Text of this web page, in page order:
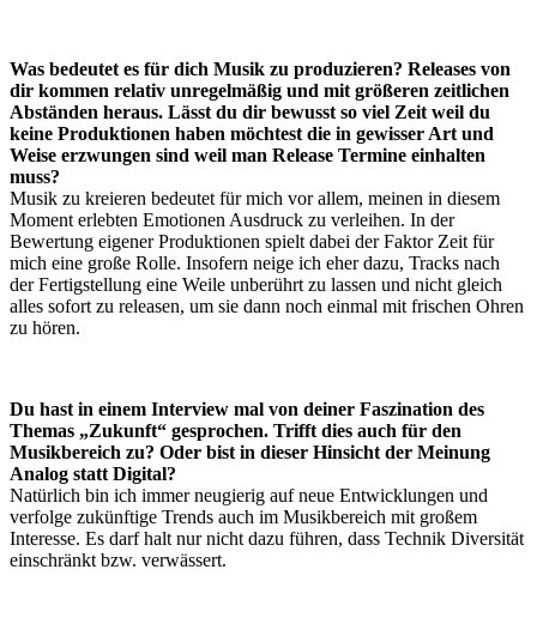
Was bedeutet es für dich Musik zu produzieren? Releases von
dir kommen relativ unregelmäßig und mit größeren zeitlichen
Abständen heraus. Lässt du dir bewusst so viel Zeit weil du
keine Produktionen haben möchtest die in gewisser Art und
Weise erzwungen sind weil man Release Termine einhalten
muss?
Musik zu kreieren bedeutet für mich vor allem, meinen in diesem
Moment erlebten Emotionen Ausdruck zu verleihen. In der
Bewertung eigener Produktionen spielt dabei der Faktor Zeit für
mich eine große Rolle. Insofern neige ich eher dazu, Tracks nach
der Fertigstellung eine Weile unberührt zu lassen und nicht gleich
alles sofort zu releasen, um sie dann noch einmal mit frischen Ohren
zu hören.
Du hast in einem Interview mal von deiner Faszination des
Themas „Zukunft“ gesprochen. Trifft dies auch für den
Musikbereich zu? Oder bist in dieser Hinsicht der Meinung
Analog statt Digital?
Natürlich bin ich immer neugierig auf neue Entwicklungen und
verfolge zukünftige Trends auch im Musikbereich mit großem
Interesse. Es darf halt nur nicht dazu führen, dass Technik Diversität
einschränkt bzw. verwässert.